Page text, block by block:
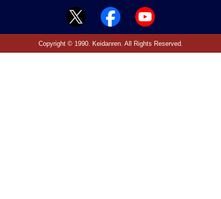
Copyright © 1990. Keidanren. All Rights Reserved.